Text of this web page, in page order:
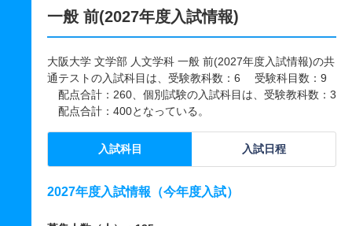
一般 前(2027年度入試情報)
大阪大学 文学部 人文学科 一般 前(2027年度入試情報)の共
通テストの入試科目は、受験教科数：6 受験科目数：9
配点合計：260、個別試験の入試科目は、受験教科数：3
配点合計：400となっている。
入試科目 入試日程
2027年度入試情報（今年度入試）